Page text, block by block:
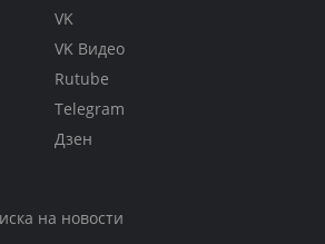
VK
VK Видео
Rutube
Telegram
Дзен
на новости